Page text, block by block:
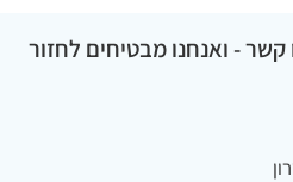
- ואנחנו מבטיחים לחזור